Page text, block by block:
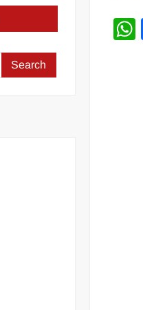
Search
for: